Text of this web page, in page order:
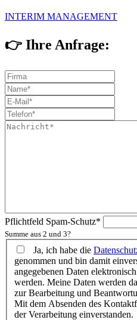
INTERIM MANAGEMENT
👉 Ihre Anfrage:
Pflichtfeld Spam-Schutz*
Summe aus 2 und 3?
Ja, ich habe die
genommen und bin damit
angegebenen Daten
werden. Meine Daten werden
zur Bearbeitung und
Mit dem Absenden des
der Verarbeitung einverstanden.